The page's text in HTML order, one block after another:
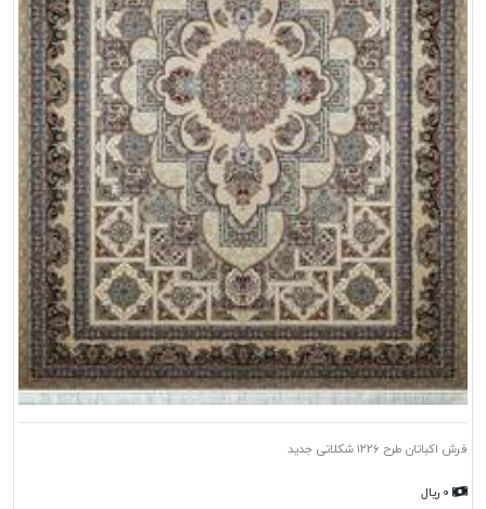
فرش اکباتان طرح ۱۲۲۶ شکلاتی جدید